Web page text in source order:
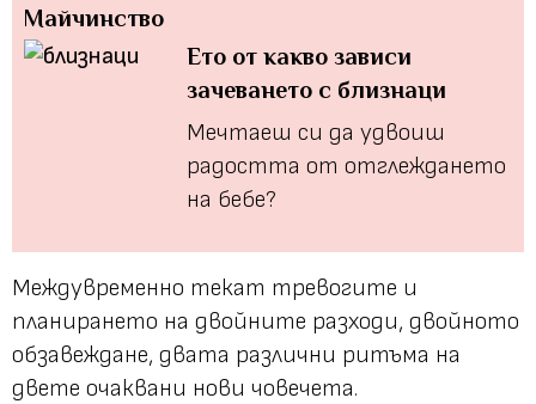
Майчинство
Ето от какво зависи
зачеването с близнаци
Мечтаеш си да удвоиш
радостта от отглеждането
на бебе?
Междувременно текат тревогите и
планирането на двойните разходи, двойното
обзавеждане, двата различни ритъма на
двете очаквани нови човечета.